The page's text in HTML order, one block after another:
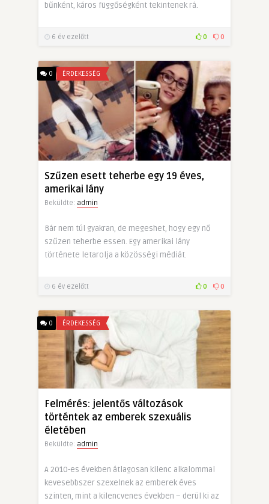
bűnként, káros függőségként tekintenek rá.
6 év ezelőtt 0 0
0 ÉRDEKESSÉG
Szűzen esett teherbe egy 19 éves,
amerikai lány
Beküldte: admin
Bár nem túl gyakran, de megeshet, hogy egy nő
szűzen teherbe essen. Egy amerikai lány
története letarolja a közösségi médiát.
6 év ezelőtt 0 0
0 ÉRDEKESSÉG
Felmérés: jelentős változások
történtek az emberek szexuális
életében
Beküldte: admin
A 2010-es években átlagosan kilenc alkalommal
kevesebbszer szexelnek az emberek éves
szinten, mint a kilencvenes években – derül ki az